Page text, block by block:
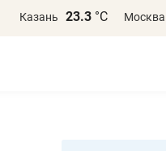
Казань 23.3 °С Москва